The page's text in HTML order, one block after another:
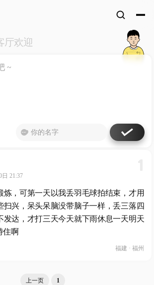
ME
工作室
厅欢迎
日 21:37
炼，可第一天以我丢羽毛球拍结束，才用
兴，呆头呆脑没带脑子一样，丢三落四
发达，才打三天今天就下雨休息一天明天
住啊
福建 · 福州
上一页 1